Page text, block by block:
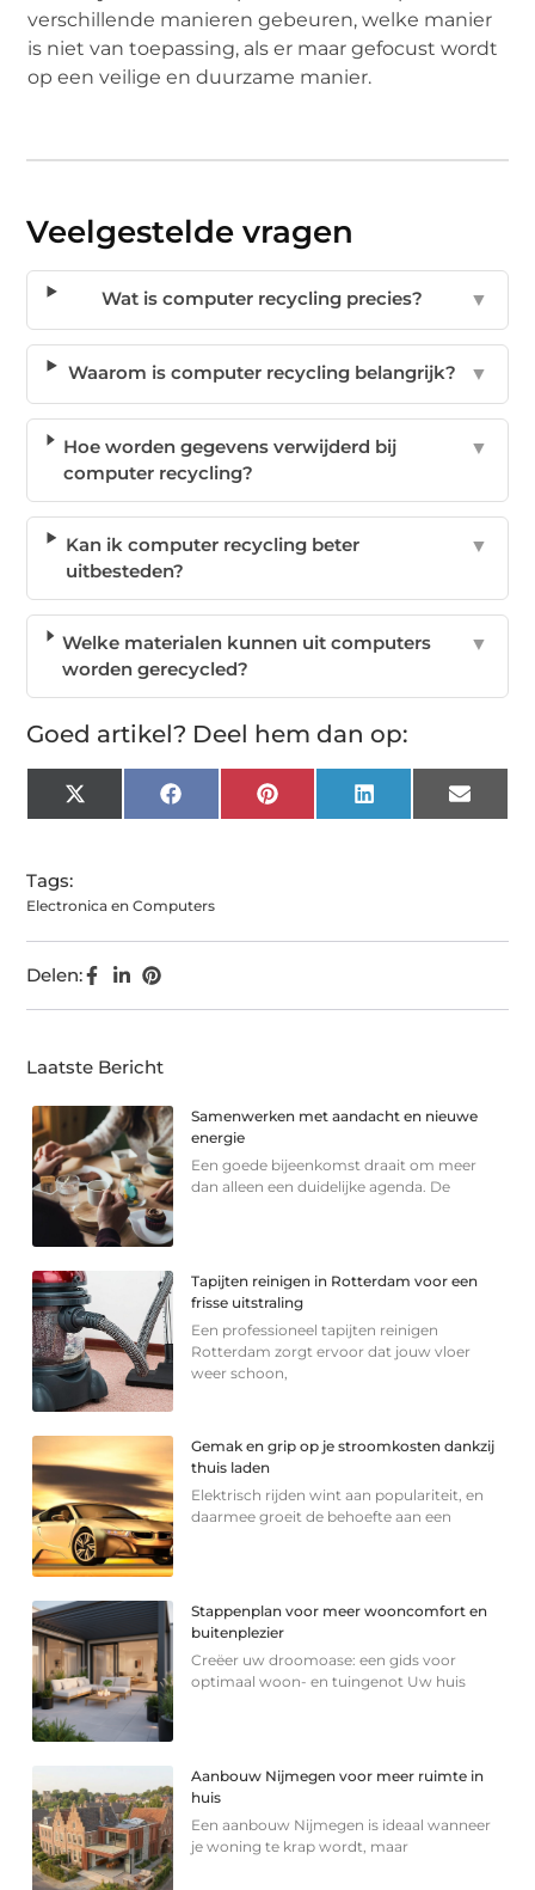
verschillende manieren gebeuren, welke manier
is niet van toepassing, als er maar gefocust wordt
op een veilige en duurzame manier.
Veelgestelde vragen
Wat is computer recycling precies? ▼
Waarom is computer recycling belangrijk? ▼
Hoe worden gegevens verwijderd bij
computer recycling?
▼
Kan ik computer recycling beter
uitbesteden?
▼
Welke materialen kunnen uit computers
worden gerecycled?
▼
Goed artikel? Deel hem dan op:
X
(Twitter)
FacebookPinterest LinkedIn Email
Tags:
Electronica en Computers
Delen:
Laatste Bericht
Samenwerken met aandacht en nieuwe
energie
Een goede bijeenkomst draait om meer
dan alleen een duidelijke agenda. De
Tapijten reinigen in Rotterdam voor een
frisse uitstraling
Een professioneel tapijten reinigen
Rotterdam zorgt ervoor dat jouw vloer
weer schoon,
Gemak en grip op je stroomkosten dankzij
thuis laden
Elektrisch rijden wint aan populariteit, en
daarmee groeit de behoefte aan een
Stappenplan voor meer wooncomfort en
buitenplezier
Creëer uw droomoase: een gids voor
optimaal woon- en tuingenot Uw huis
Aanbouw Nijmegen voor meer ruimte in
huis
Een aanbouw Nijmegen is ideaal wanneer
je woning te krap wordt, maar